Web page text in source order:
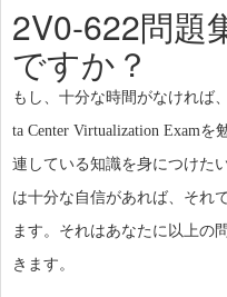
2V0-622問題
ですか？
もし、十分な時間がなければ
ta Center Virtualization Exam
連している知識を身につけた
は十分な自信があれば、それ
ます。それはあなたに以上の
きます。